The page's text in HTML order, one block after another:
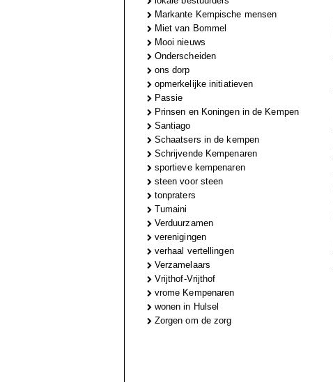
Markante Kempische mensen
Miet van Bommel
Mooi nieuws
Onderscheiden
ons dorp
opmerkelijke initiatieven
Passie
Prinsen en Koningen in de Kempen
Santiago
Schaatsers in de kempen
Schrijvende Kempenaren
sportieve kempenaren
steen voor steen
tonpraters
Tumaini
Verduurzamen
verenigingen
verhaal vertellingen
Verzamelaars
Vrijthof-Vrijthof
vrome Kempenaren
wonen in Hulsel
Zorgen om de zorg